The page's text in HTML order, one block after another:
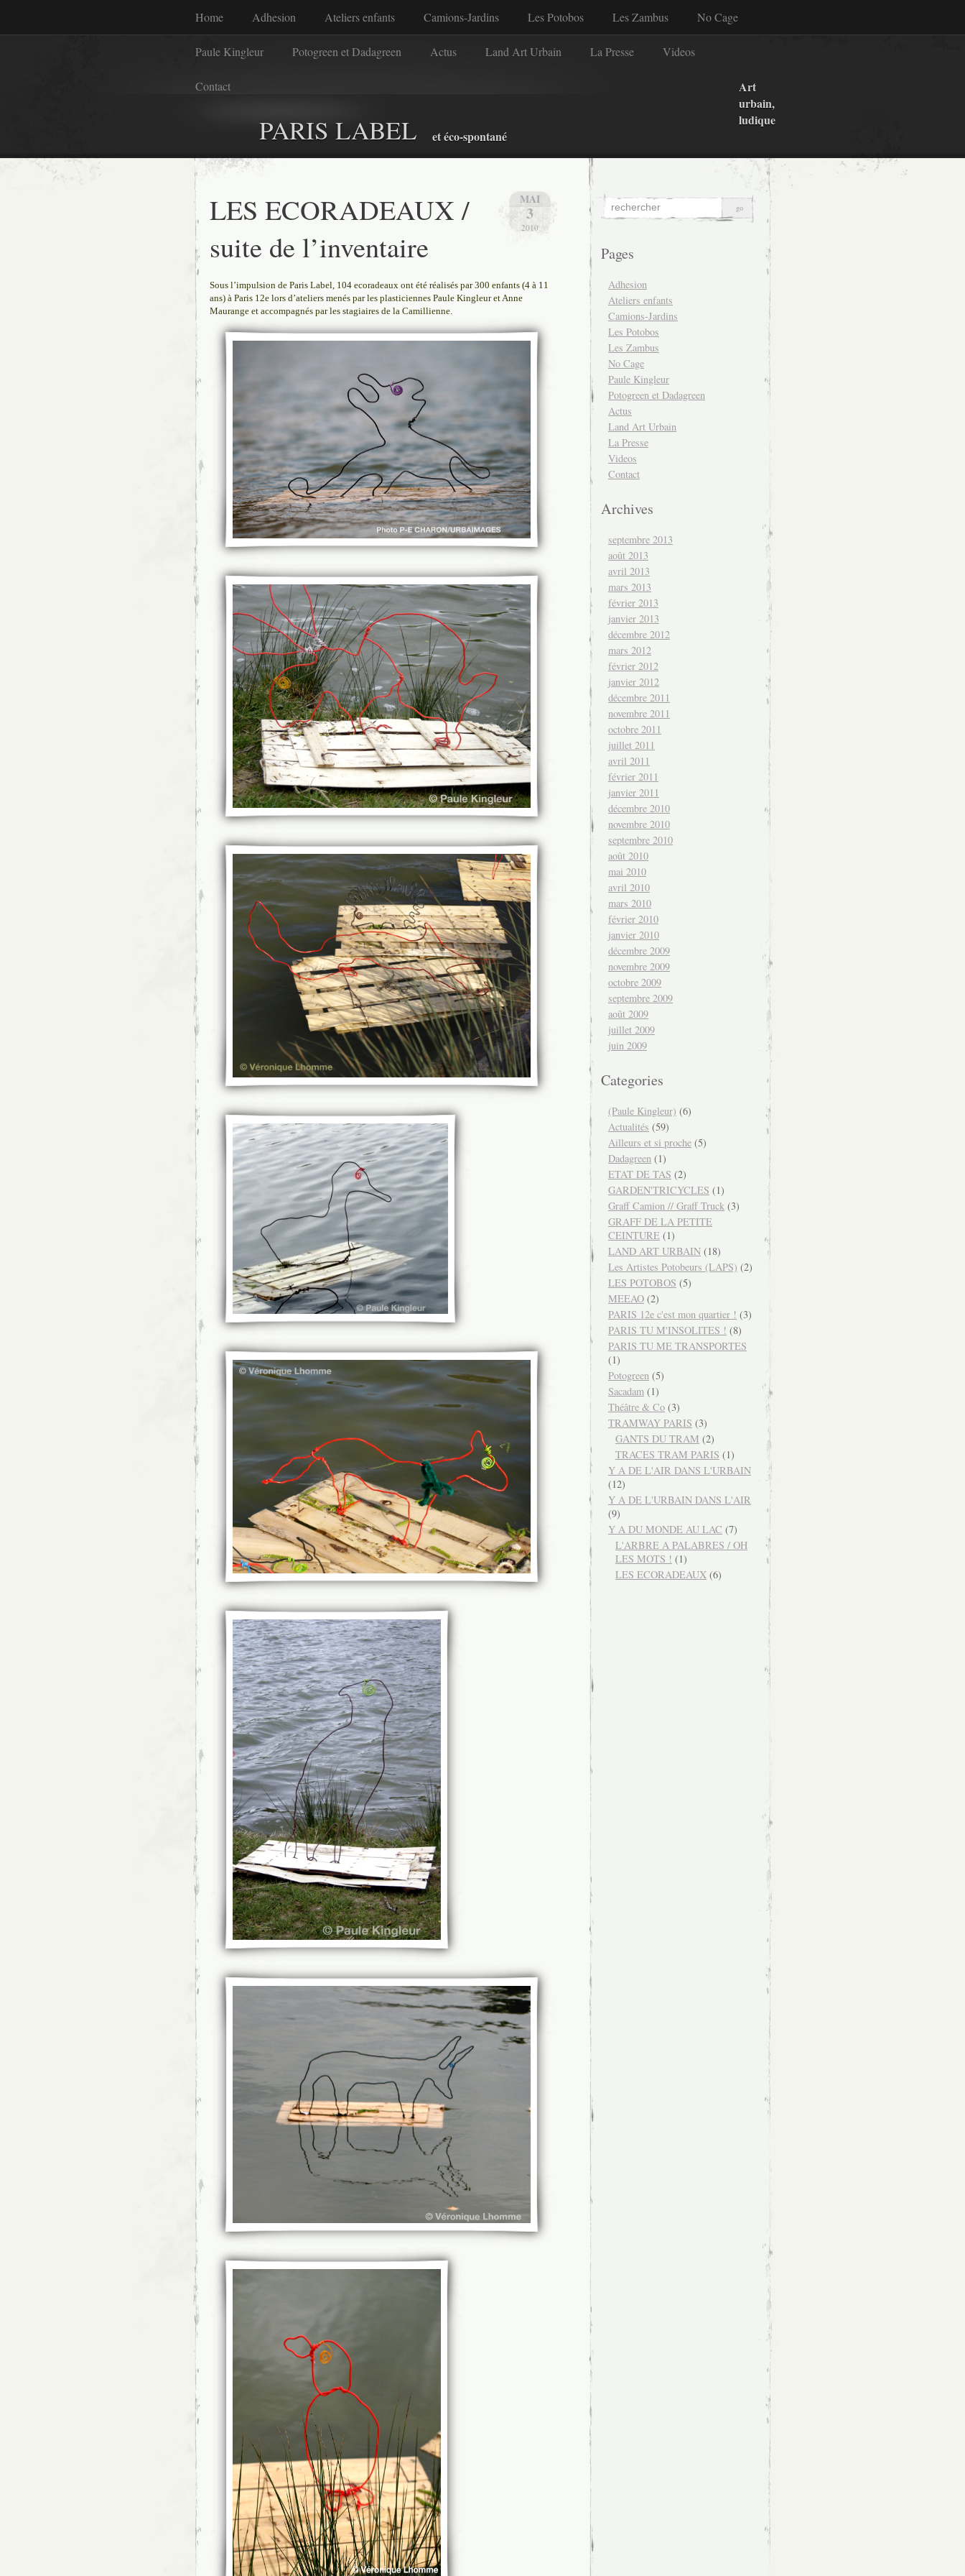
Home Adhesion Ateliers enfants Camions-Jardins Les Potobos Les Zambus No Cage
Paule Kingleur Potogreen et Dadagreen Actus Land Art Urbain La Presse Videos
Contact
PARIS LABEL
Art
urbain,
ludique
et éco-spontané
MAI
3
2010
LES ECORADEAUX /
suite de l’inventaire
Sous l’impulsion de Paris Label, 104 ecoradeaux ont été réalisés par 300 enfants (4 à 11
ans) à Paris 12e lors d’ateliers menés par les plasticiennes Paule Kingleur et Anne
Maurange et accompagnés par les stagiaires de la Camillienne.
Pages
Adhesion
Ateliers enfants
Camions-Jardins
Les Potobos
Les Zambus
No Cage
Paule Kingleur
Potogreen et Dadagreen
Actus
Land Art Urbain
La Presse
Videos
Contact
Archives
septembre 2013
août 2013
avril 2013
mars 2013
février 2013
janvier 2013
décembre 2012
mars 2012
février 2012
janvier 2012
décembre 2011
novembre 2011
octobre 2011
juillet 2011
avril 2011
février 2011
janvier 2011
décembre 2010
novembre 2010
septembre 2010
août 2010
mai 2010
avril 2010
mars 2010
février 2010
janvier 2010
décembre 2009
novembre 2009
octobre 2009
septembre 2009
août 2009
juillet 2009
juin 2009
Categories
(Paule Kingleur) (6)
Actualités (59)
Ailleurs et si proche (5)
Dadagreen (1)
ETAT DE TAS (2)
GARDEN'TRICYCLES (1)
Graff Camion // Graff Truck (3)
GRAFF DE LA PETITE
CEINTURE (1)
LAND ART URBAIN (18)
Les Artistes Potobeurs (LAPS) (2)
LES POTOBOS (5)
MEEAO (2)
PARIS 12e c'est mon quartier ! (3)
PARIS TU M'INSOLITES ! (8)
PARIS TU ME TRANSPORTES
(1)
Potogreen (5)
Sacadam (1)
Théâtre & Co (3)
TRAMWAY PARIS (3)
GANTS DU TRAM (2)
TRACES TRAM PARIS (1)
Y A DE L'AIR DANS L'URBAIN
(12)
Y A DE L'URBAIN DANS L'AIR
(9)
Y A DU MONDE AU LAC (7)
L'ARBRE A PALABRES / OH
LES MOTS ! (1)
LES ECORADEAUX (6)